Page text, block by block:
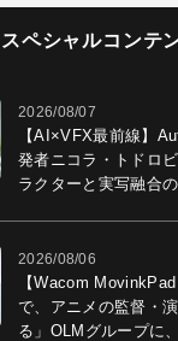
スペシャルコンテ
2026/08/07
【AI×VFX最前線】
発者ニコラ・トドロ
ラクターと実写融合
2026/08/06
【Wacom
で、アニメの監督・
る」OLMグループに